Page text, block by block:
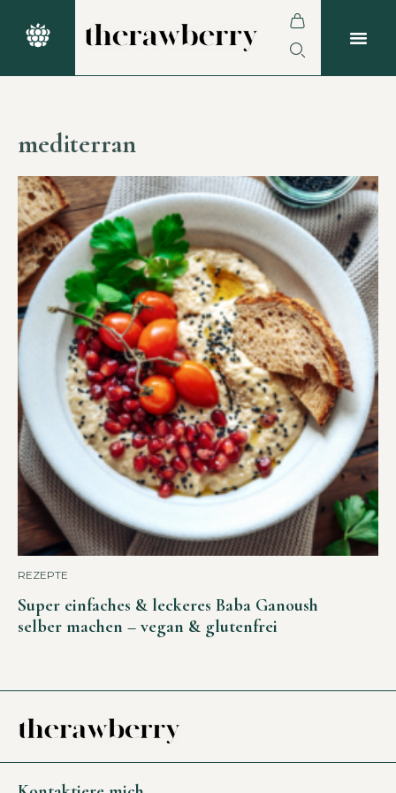
mediterran
REZEPTE
Super einfaches & leckeres Baba Ganoush
selber machen – vegan & glutenfrei